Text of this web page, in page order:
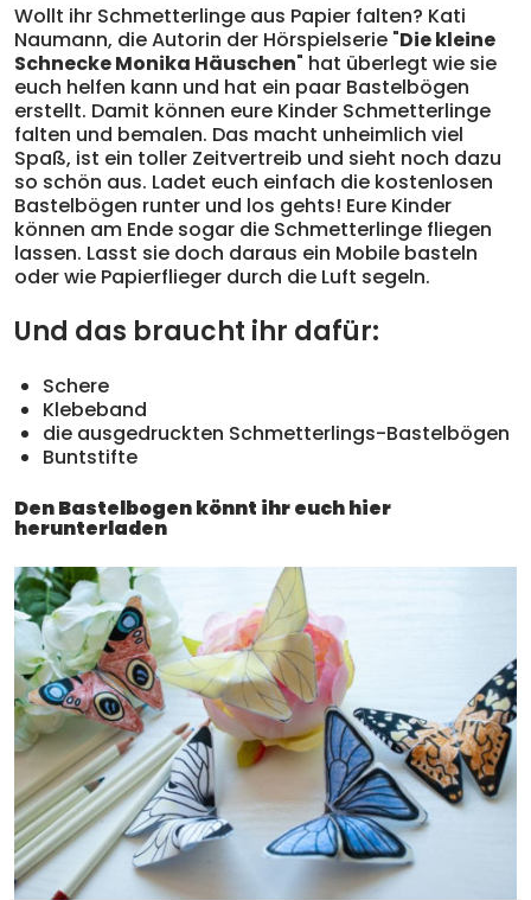
Wollt ihr Schmetterlinge aus Papier falten? Kati
Naumann, die Autorin der Hörspielserie "Die kleine
Schnecke Monika Häuschen" hat überlegt wie sie
euch helfen kann und hat ein paar Bastelbögen
erstellt. Damit können eure Kinder Schmetterlinge
falten und bemalen. Das macht unheimlich viel
Spaß, ist ein toller Zeitvertreib und sieht noch dazu
so schön aus. Ladet euch einfach die kostenlosen
Bastelbögen runter und los gehts! Eure Kinder
können am Ende sogar die Schmetterlinge fliegen
lassen. Lasst sie doch daraus ein Mobile basteln
oder wie Papierflieger durch die Luft segeln.
Und das braucht ihr dafür:
Schere
Klebeband
die ausgedruckten Schmetterlings-Bastelbögen
Buntstifte
Den Bastelbogen könnt ihr euch hier
herunterladen